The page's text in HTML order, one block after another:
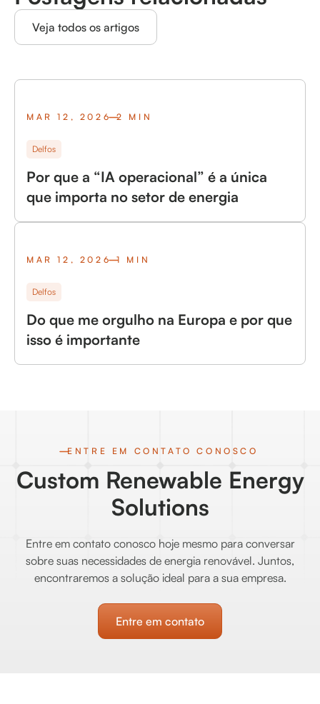
Veja todos os artigos
MAR 12, 2026 2 MIN
Delfos
Por que a “IA operacional” é a única
que importa no setor de energia
MAR 12, 2026 1 MIN
Delfos
Do que me orgulho na Europa e por que
isso é importante
ENTRE EM CONTATO CONOSCO
Custom Renewable Energy
Solutions
Entre em contato conosco hoje mesmo para conversar
sobre suas necessidades de energia renovável. Juntos,
encontraremos a solução ideal para a sua empresa.
Entre em contato